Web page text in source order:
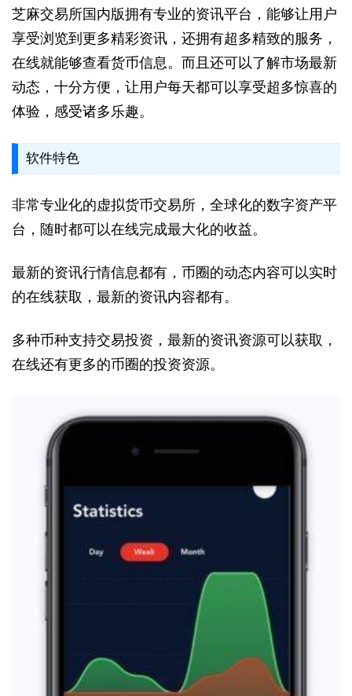
芝麻交易所国内版拥有专业的资讯平台，能够让用户
享受浏览到更多精彩资讯，还拥有超多精致的服务，
在线就能够查看货币信息。而且还可以了解市场最新
动态，十分方便，让用户每天都可以享受超多惊喜的
体验，感受诸多乐趣。
软件特色
非常专业化的虚拟货币交易所，全球化的数字资产平
台，随时都可以在线完成最大化的收益。
最新的资讯行情信息都有，币圈的动态内容可以实时
的在线获取，最新的资讯内容都有。
多种币种支持交易投资，最新的资讯资源可以获取，
在线还有更多的币圈的投资资源。